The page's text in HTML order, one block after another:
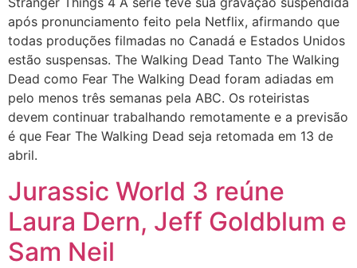
após pronunciamento feito pela Netflix, afirmando que
todas produções filmadas no Canadá e Estados Unidos
estão suspensas. The Walking Dead Tanto The Walking
Dead como Fear The Walking Dead foram adiadas em
pelo menos três semanas pela ABC. Os roteiristas
devem continuar trabalhando remotamente e a previsão
é que Fear The Walking Dead seja retomada em 13 de
abril.
Jurassic World 3 reúne
Laura Dern, Jeff Goldblum e
Sam Neil